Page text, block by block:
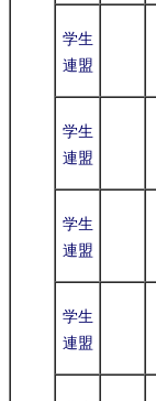
学生
連盟
学生
連盟
学生
連盟
学生
連盟